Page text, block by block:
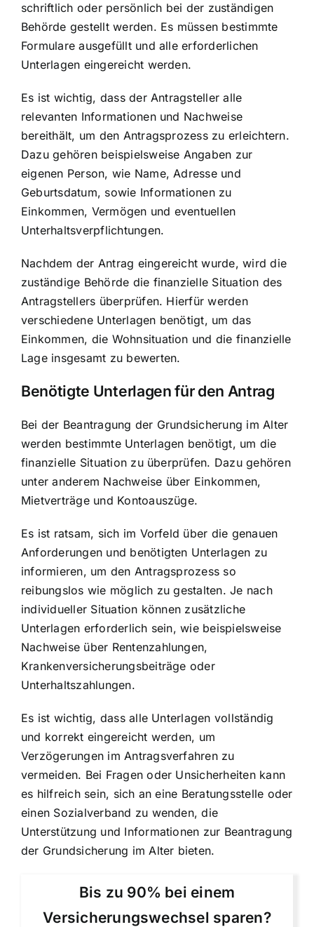
schriftlich oder persönlich bei der zuständigen
Behörde gestellt werden. Es müssen bestimmte
Formulare ausgefüllt und alle erforderlichen
Unterlagen eingereicht werden.
Es ist wichtig, dass der Antragsteller alle
relevanten Informationen und Nachweise
bereithält, um den Antragsprozess zu erleichtern.
Dazu gehören beispielsweise Angaben zur
eigenen Person, wie Name, Adresse und
Geburtsdatum, sowie Informationen zu
Einkommen, Vermögen und eventuellen
Unterhaltsverpflichtungen.
Nachdem der Antrag eingereicht wurde, wird die
zuständige Behörde die finanzielle Situation des
Antragstellers überprüfen. Hierfür werden
verschiedene Unterlagen benötigt, um das
Einkommen, die Wohnsituation und die finanzielle
Lage insgesamt zu bewerten.
Benötigte Unterlagen für den Antrag
Bei der Beantragung der Grundsicherung im Alter
werden bestimmte Unterlagen benötigt, um die
finanzielle Situation zu überprüfen. Dazu gehören
unter anderem Nachweise über Einkommen,
Mietverträge und Kontoauszüge.
Es ist ratsam, sich im Vorfeld über die genauen
Anforderungen und benötigten Unterlagen zu
informieren, um den Antragsprozess so
reibungslos wie möglich zu gestalten. Je nach
individueller Situation können zusätzliche
Unterlagen erforderlich sein, wie beispielsweise
Nachweise über Rentenzahlungen,
Krankenversicherungsbeiträge oder
Unterhaltszahlungen.
Es ist wichtig, dass alle Unterlagen vollständig
und korrekt eingereicht werden, um
Verzögerungen im Antragsverfahren zu
vermeiden. Bei Fragen oder Unsicherheiten kann
es hilfreich sein, sich an eine Beratungsstelle oder
einen Sozialverband zu wenden, die
Unterstützung und Informationen zur Beantragung
der Grundsicherung im Alter bieten.
Bis zu 90% bei einem
Versicherungswechsel sparen?